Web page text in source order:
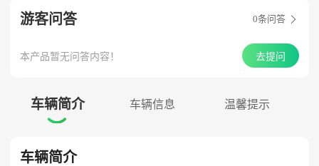
游客问答 0条问答 
本产品暂无问答内容！ 去提问
车辆简介 车辆信息 温馨提示

车辆简介